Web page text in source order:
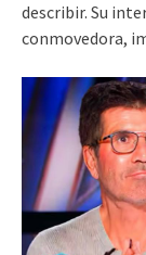
describir. Su
conmovedora,